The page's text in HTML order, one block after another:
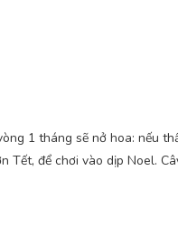
1 tháng sẽ nở hoa: nếu
Tết, để chơi vào dịp Noel.